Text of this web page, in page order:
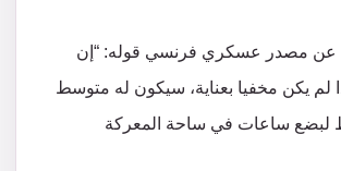
عن مصدر عسكري فرنسي قوله: “إن
لم يكن مخفيا بعناية، سيكون له متوسط
لبضع ساعات في ساحة المعركة